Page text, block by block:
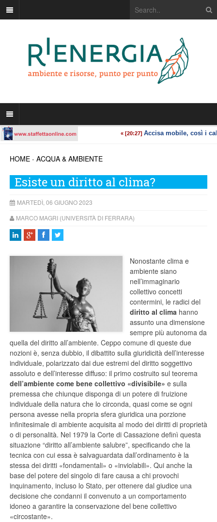
HOME - ACQUA & AMBIENTE
Esiste un diritto al clima?
MARTEDÌ, 06 GIUGNO 2023
MARCO MAGRI (UNIVERSITÀ DI FERRARA)
Nonostante clima e
ambiente siano
nell’immaginario
collettivo concetti
contermini, le radici del
diritto al climahanno
assunto una dimensione
sempre più autonoma da
quella del diritto all’ambiente. Ceppo comune di queste due
nozioni è, senza dubbio, il dibattito sulla giuridicità dell’interesse
individuale, polarizzato dai due estremi del diritto soggettivo
assoluto e dell’interesse diffuso: il primo costruito sul teorema
dell’ambiente come bene collettivo «divisibile» e sulla
premessa che chiunque disponga di un potere di fruizione
individuale della natura che lo circonda, quasi come se ogni
persona avesse nella propria sfera giuridica una porzione
infinitesimale di ambiente acquisita al modo dei diritti di proprietà
o di personalità. Nel 1979 la Corte di Cassazione definì questa
situazione “diritto all’ambiente salubre”, specificando che la
tecnica con cui essa è salvaguardata dall’ordinamento è la
stessa dei diritti «fondamentali» o «inviolabili». Qui anche la
base del potere del singolo di fare causa a chi provochi
inquinamento, incluso lo Stato, per ottenere dal giudice una
decisione che condanni il convenuto a un comportamento
idoneo a garantire la conservazione del bene collettivo
«circostante».